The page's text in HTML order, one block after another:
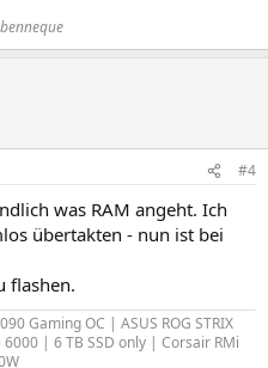
#4
was RAM angeht. Ich
übertakten - nun ist bei
flashen.
Gaming OC | ASUS ROG STRIX
| 6 TB SSD only | Corsair RMi